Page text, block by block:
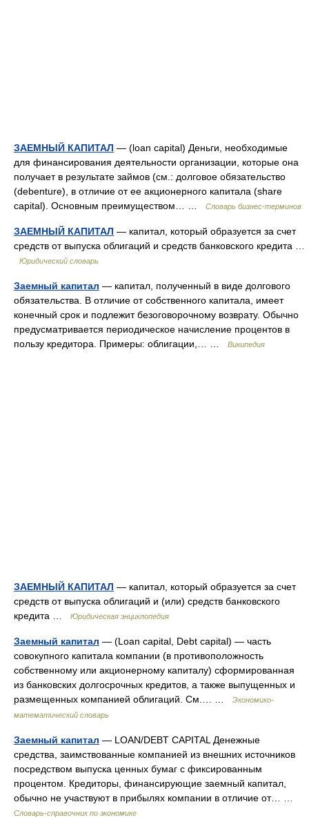
ЗАЕМНЫЙ КАПИТАЛ — (loan capital) Деньги, необходимые
для финансирования деятельности организации, которые она
получает в результате займов (cм.: долговое обязательство
(debenture), в отличие от ее акционерного капитала (share
capital). Основным преимуществом… …
Словарь бизнес-терминов
ЗАЕМНЫЙ КАПИТАЛ — капитал, который образуется за счет
средств от выпуска облигаций и средств банковского кредита …
Юридический словарь
Заемный капитал — капитал, полученный в виде долгового
обязательства. В отличие от собственного капитала, имеет
конечный срок и подлежит безоговорочному возврату. Обычно
предусматривается периодическое начисление процентов в
пользу кредитора. Примеры: облигации,… …
Википедия
ЗАЕМНЫЙ КАПИТАЛ — капитал, который образуется за счет
средств от выпуска облигаций и (или) средств банковского
кредита …
Юридическая энциклопедия
Заемный капитал — (Loan capital, Debt capital) — часть
совокупного капитала компании (в противоположность
собственному или акционерному капиталу) сформированная
из банковских долгосрочных кредитов, а также выпущенных и
размещенных компанией облигаций. См.… …
Экономико-
математический словарь
Заемный капитал — LOAN/DEBT CAPITAL Денежные
средства, заимствованные компанией из внешних источников
посредством выпуска ценных бумаг с фиксированным
процентом. Кредиторы, финансирующие заемный капитал,
обычно не участвуют в прибылях компании в отличие от… …
Словарь-справочник по экономике